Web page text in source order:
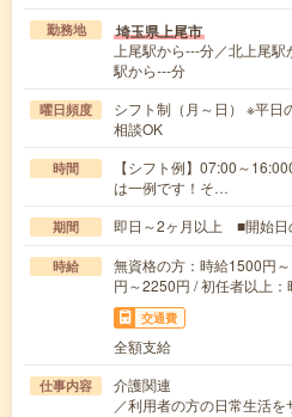
勤務地 埼玉県上尾市
上尾駅から---分／北上尾
駅から---分
曜日頻度
シフト制（月～日） ※平日
相談OK
時間
【シフト例】07:00～
は一例です！そ…
期間 即日～2ヶ月以上 ■開始日
時給
無資格の方：時給1500円
円～2250円 / 初任者以上
交通費
全額支給
仕事内容
介護関連
／利用者の方の日常生活